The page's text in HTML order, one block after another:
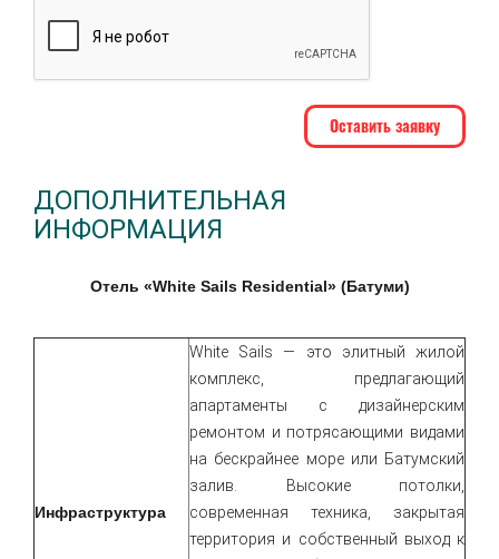
ДОПОЛНИТЕЛЬНАЯ
ИНФОРМАЦИЯ
Отель «White Sails Residential» (Батуми)
Инфраструктура
White Sails — это элитный жилой
комплекс, предлагающий
апартаменты с дизайнерским
ремонтом и потрясающими видами
на бескрайнее море или Батумский
залив. Высокие потолки,
современная техника, закрытая
территория и собственный выход к